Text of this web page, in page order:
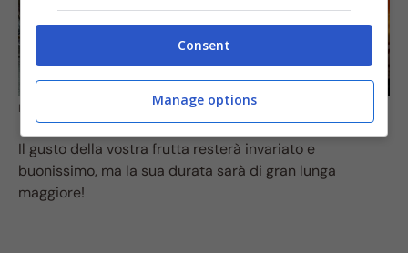
Ricetta semplice ed economica: gelatina fatta in casa (fonte pixabey)
Il gusto della vostra frutta resterà invariato e
buonissimo, ma la sua durata sarà di gran lunga
maggiore!
Consent
Manage options